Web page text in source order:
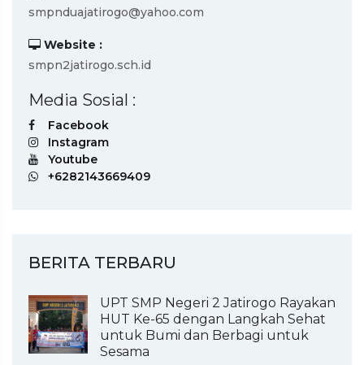
smpnduajatirogo@yahoo.com
Website :
smpn2jatirogo.sch.id
Media Sosial :
Facebook
Instagram
Youtube
+6282143669409
BERITA TERBARU
UPT SMP Negeri 2 Jatirogo Rayakan
HUT Ke-65 dengan Langkah Sehat
untuk Bumi dan Berbagi untuk
Sesama